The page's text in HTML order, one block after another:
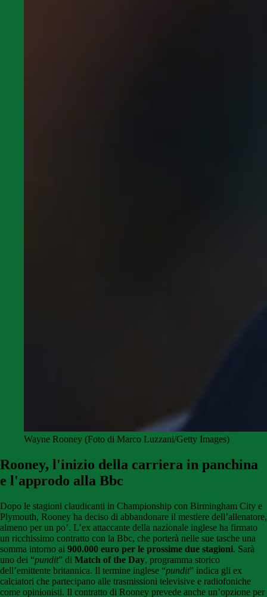
Wayne Rooney (Foto di Marco Luzzani/Getty Images)
Rooney, l'inizio della carriera in panchina
e l'approdo alla Bbc
Dopo le stagioni claudicanti in Championship con Birmingham City e
Plymouth, Rooney ha deciso di abbandonare il mestiere dell’allenatore,
almeno per un po’. L’ex attaccante della nazionale inglese ha firmato
un ricchissimo contratto con la Bbc, che porterà nelle sue tasche una
somma intorno ai 900.000 euro per le prossime due stagioni. Sarà
uno dei “pundit” di Match of the Day, programma storico
dell’emittente britannica. Il termine inglese “pundit” indica gli ex
calciatori che partecipano alle trasmissioni televisive e radiofoniche
come opinionisti. Il contratto di Rooney prevede anche un’opzione per